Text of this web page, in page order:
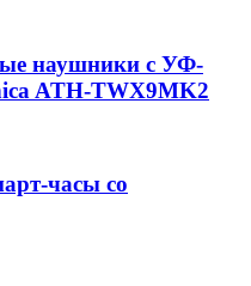
наушники с УФ-
ATH-TWX9MK2
часы со